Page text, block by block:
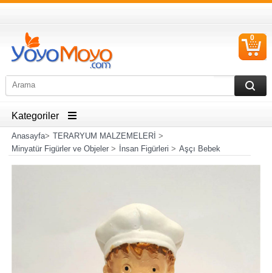
0
Kategoriler
Anasayfa> TERARYUM MALZEMELERİ >
Minyatür Figürler ve Objeler> İnsan Figürleri > Aşçı Bebek